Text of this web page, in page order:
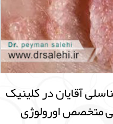
آقایان در کلینیک
متخصص اورولوژی